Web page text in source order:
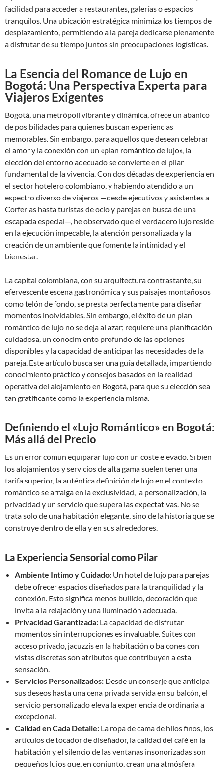
facilidad para acceder a restaurantes, galerías o espacios
tranquilos. Una ubicación estratégica minimiza los tiempos de
desplazamiento, permitiendo a la pareja dedicarse plenamente
a disfrutar de su tiempo juntos sin preocupaciones logísticas.
La Esencia del Romance de Lujo en
Bogotá: Una Perspectiva Experta para
Viajeros Exigentes
Bogotá, una metrópoli vibrante y dinámica, ofrece un abanico
de posibilidades para quienes buscan experiencias
memorables. Sin embargo, para aquellos que desean celebrar
el amor y la conexión con un «plan romántico de lujo», la
elección del entorno adecuado se convierte en el pilar
fundamental de la vivencia. Con dos décadas de experiencia en
el sector hotelero colombiano, y habiendo atendido a un
espectro diverso de viajeros —desde ejecutivos y asistentes a
Corferias hasta turistas de ocio y parejas en busca de una
escapada especial—, he observado que el verdadero lujo reside
en la ejecución impecable, la atención personalizada y la
creación de un ambiente que fomente la intimidad y el
bienestar.
La capital colombiana, con su arquitectura contrastante, su
efervescente escena gastronómica y sus paisajes montañosos
como telón de fondo, se presta perfectamente para diseñar
momentos inolvidables. Sin embargo, el éxito de un plan
romántico de lujo no se deja al azar; requiere una planificación
cuidadosa, un conocimiento profundo de las opciones
disponibles y la capacidad de anticipar las necesidades de la
pareja. Este artículo busca ser una guía detallada, impartiendo
conocimiento práctico y consejos basados en la realidad
operativa del alojamiento en Bogotá, para que su elección sea
tan gratificante como la experiencia misma.
Definiendo el «Lujo Romántico» en Bogotá:
Más allá del Precio
Es un error común equiparar lujo con un coste elevado. Si bien
los alojamientos y servicios de alta gama suelen tener una
tarifa superior, la auténtica definición de lujo en el contexto
romántico se arraiga en la exclusividad, la personalización, la
privacidad y un servicio que supera las expectativas. No se
trata solo de una habitación elegante, sino de la historia que se
construye dentro de ella y en sus alrededores.
La Experiencia Sensorial como Pilar
Ambiente Intimo y Cuidado: Un hotel de lujo para parejas
debe ofrecer espacios diseñados para la tranquilidad y la
conexión. Esto significa menos bullicio, decoración que
invita a la relajación y una iluminación adecuada.
Privacidad Garantizada: La capacidad de disfrutar
momentos sin interrupciones es invaluable. Suites con
acceso privado, jacuzzis en la habitación o balcones con
vistas discretas son atributos que contribuyen a esta
sensación.
Servicios Personalizados: Desde un conserje que anticipa
sus deseos hasta una cena privada servida en su balcón, el
servicio personalizado eleva la experiencia de ordinaria a
excepcional.
Calidad en Cada Detalle: La ropa de cama de hilos finos, los
artículos de tocador de diseñador, la calidad del café en la
habitación y el silencio de las ventanas insonorizadas son
pequeños lujos que, en conjunto, crean una atmósfera